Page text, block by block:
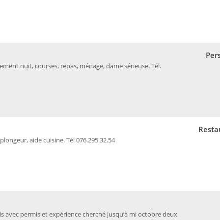
nuit, courses, repas, ménage, dame sérieuse. Tél.
aide cuisine. Tél 076.295.32.54
avec permis et expérience cherché jusqu’à mi octobre deux